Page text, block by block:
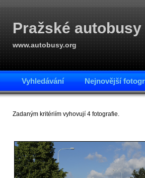
Pražské autobusy
www.autobusy.org
Vyhledávání Nejnovější
Zadaným kritériím vyhovují 4 fotografie.